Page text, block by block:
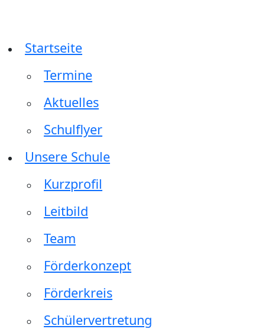
Startseite
Termine
Aktuelles
Schulflyer
Unsere Schule
Kurzprofil
Leitbild
Team
Förderkonzept
Förderkreis
Schülervertretung